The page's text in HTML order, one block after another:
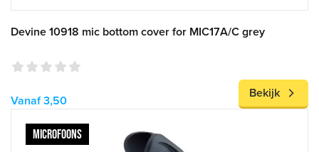
Devine 10918 mic bottom cover for MIC17A/C grey
Vanaf 3,50
Bekijk
MICROFOONS